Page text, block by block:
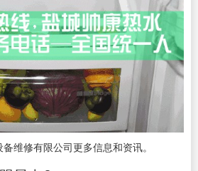
维修有限公司更多信息和资讯。